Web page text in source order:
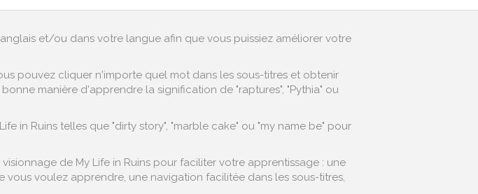
et/ou dans votre langue afin que vous puissiez améliorer votre
pouvez cliquer n'importe quel mot dans les sous-titres et obtenir
manière d'apprendre la signification de "raptures", "Pythia" ou
in Ruins telles que "dirty story", "marble cake" ou "my name be" pour
de My Life in Ruins pour faciliter votre apprentissage : une
voulez apprendre, une navigation facilitée dans les sous-titres,